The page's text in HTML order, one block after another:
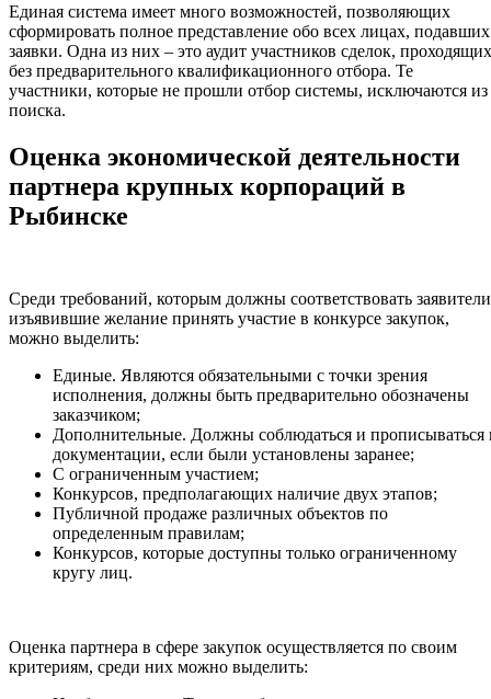
Единая система имеет много возможностей, позволяющих
сформировать полное представление обо всех лицах, подавших
заявки. Одна из них – это аудит участников сделок, проходящих
без предварительного квалификационного отбора. Те
участники, которые не прошли отбор системы, исключаются из
поиска.
Оценка экономической деятельности
партнера крупных корпораций в
Рыбинске
Среди требований, которым должны соответствовать
изъявившие желание принять участие в конкурсе закупок,
можно выделить:
Единые. Являются обязательными с точки зрения
исполнения, должны быть предварительно обозначены
заказчиком;
Дополнительные. Должны соблюдаться и прописываться
документации, если были установлены заранее;
С ограниченным участием;
Конкурсов, предполагающих наличие двух этапов;
Публичной продаже различных объектов по
определенным правилам;
Конкурсов, которые доступны только ограниченному
кругу лиц.
Оценка партнера в сфере закупок осуществляется по своим
критериям, среди них можно выделить: